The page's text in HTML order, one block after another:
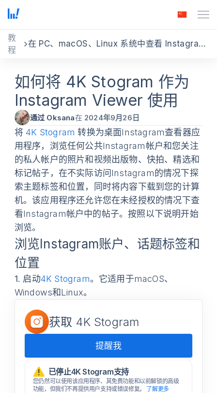
教
程
在 PC、macOS、Linux 系统中查看 Instagram Feed
如何将 4K Stogram 作为
Instagram Viewer 使用
通过 Oksana在 2024年9月26日
将4K Stogram 转换为桌面Instagram查看器应
用程序，浏览任何公共Instagram帐户和您关注
的私人帐户的照片和视频出版物、快拍、精选和
标记帖子，在不实际访问Instagram的情况下探
索主题标签和位置，同时将内容下载到您的计算
机。该应用程序还允许您在未经授权的情况下查
看Instagram帐户中的帖子。按照以下说明开始
浏览。
浏览Instagram账户、话题标签和
位置
1. 启动4K Stogram。它适用于macOS、
Windows和Linux。
获取 4K Stogram
提醒我
已停止4K Stogram支持
您仍然可以使用该应用程序、其免费功能和以前解锁的高级
功能，但我们不再提供用户支持或错误修复。 了解更多